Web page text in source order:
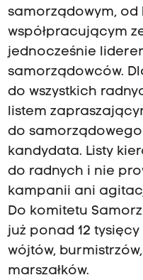
samorządowym, od
współpracującym
jednocześnie
samorządowców.
do wszystkich
listem
do
kandydata. Listy
do radnych i nie
kampanii ani
Do komitetu
już ponad 12 tysięcy
wójtów,
marszałków.